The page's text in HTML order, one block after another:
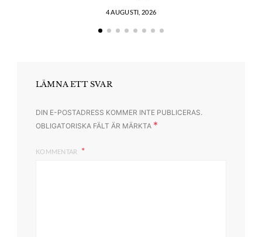
4 AUGUSTI, 2026
LÄMNA ETT SVAR
DIN E-POSTADRESS KOMMER INTE PUBLICERAS.
OBLIGATORISKA FÄLT ÄR MÄRKTA *
KOMMENTAR